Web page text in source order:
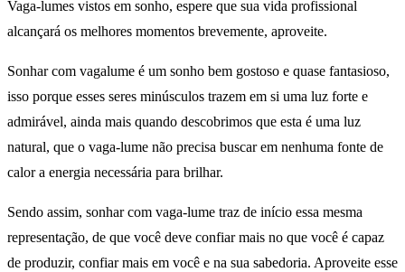
Vaga-lumes vistos em sonho, espere que sua vida profissional
alcançará os melhores momentos brevemente, aproveite.
Sonhar com vagalume é um sonho bem gostoso e quase fantasioso,
isso porque esses seres minúsculos trazem em si uma luz forte e
admirável, ainda mais quando descobrimos que esta é uma luz
natural, que o vaga-lume não precisa buscar em nenhuma fonte de
calor a energia necessária para brilhar.
Sendo assim, sonhar com vaga-lume traz de início essa mesma
representação, de que você deve confiar mais no que você é capaz
de produzir, confiar mais em você e na sua sabedoria. Aproveite esse